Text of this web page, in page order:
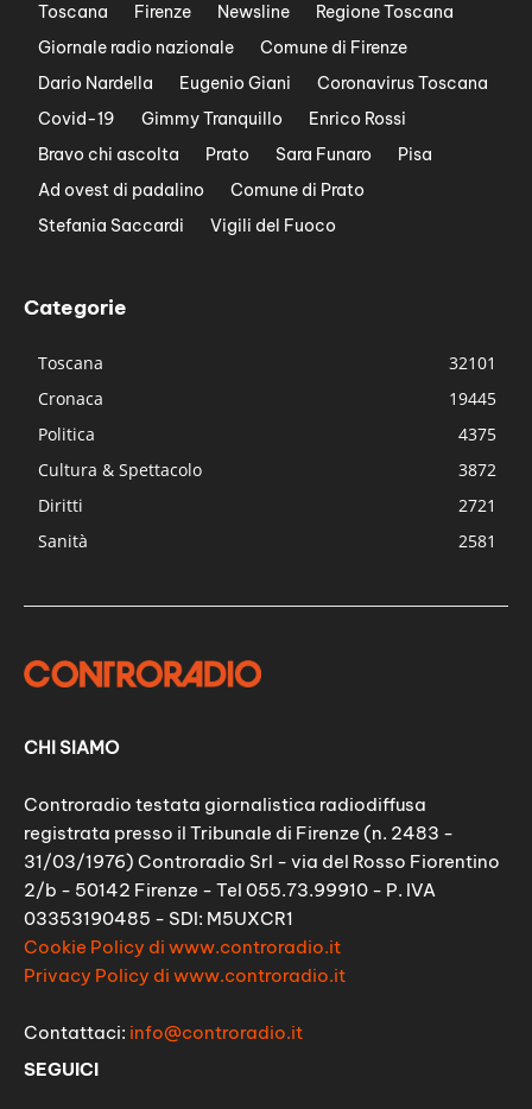
Toscana Firenze Newsline
Regione Toscana
Giornale radio nazionale
Comune di Firenze
Dario Nardella
Eugenio Giani
Coronavirus Toscana
Covid-19
Gimmy Tranquillo
Enrico Rossi
Bravo chi ascolta
Prato Sara Funaro
Pisa
Ad ovest di padalino
Comune di Prato
Stefania Saccardi
Vigili del Fuoco
Categorie
Toscana
32101
Cronaca
19445
Politica
4375
Cultura & Spettacolo
3872
Diritti
2721
Sanità
2581
CHI SIAMO
Controradio testata giornalistica radiodiffusa
registrata presso il Tribunale di Firenze (n. 2483 -
31/03/1976) Controradio Srl - via del Rosso Fiorentino
2/b - 50142 Firenze - Tel 055.73.99910 - P. IVA
03353190485 - SDI: M5UXCR1
Cookie Policy di www.controradio.it
Privacy Policy di www.controradio.it
Contattaci: info@controradio.it
SEGUICI